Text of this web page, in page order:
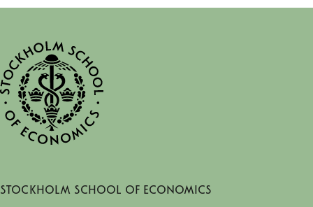
Stockholm School of Economics